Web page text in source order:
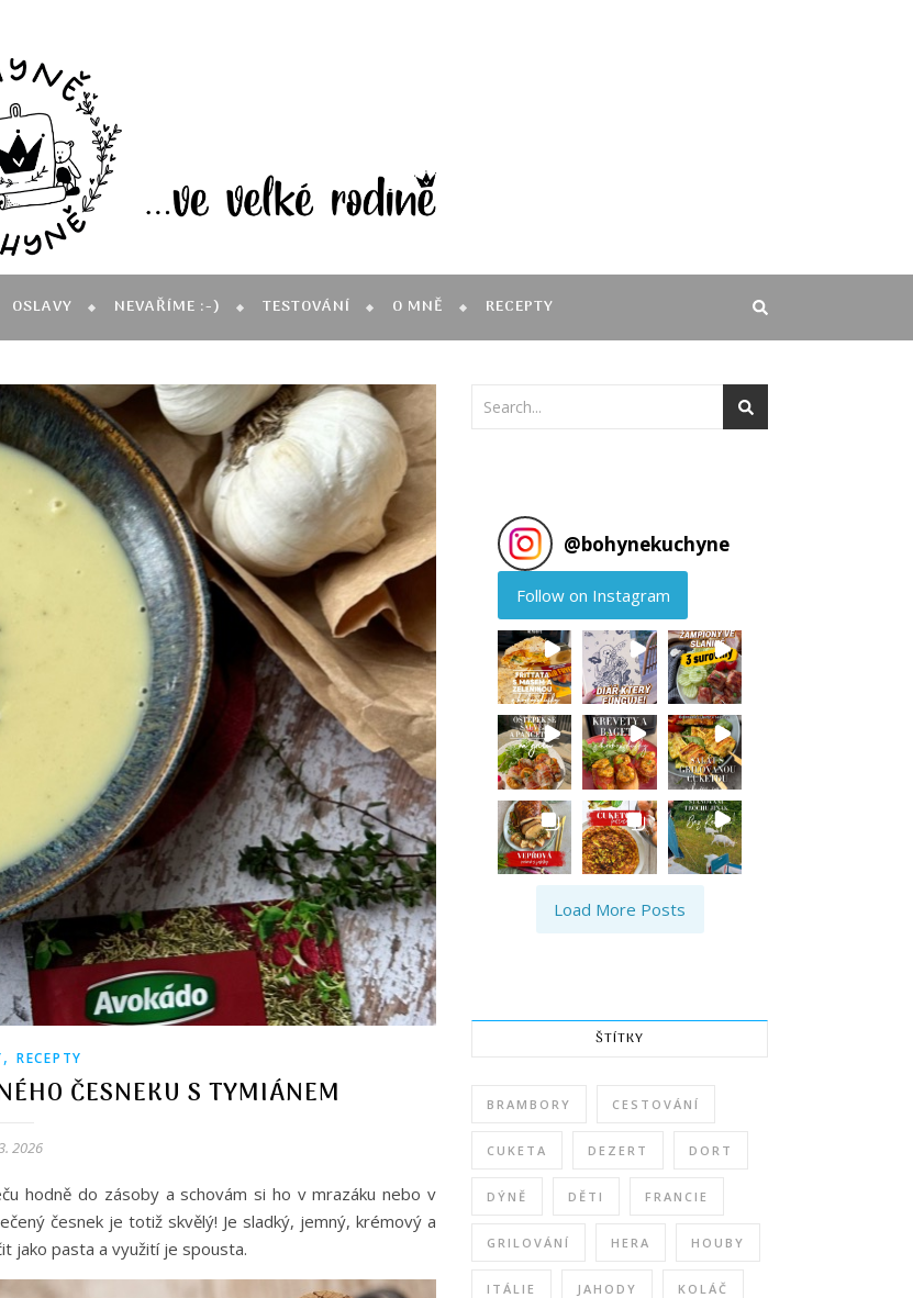
OSLAVY NEVAŘÍME :-) TESTOVÁNÍ O MNĚ RECEPTY
, RECEPTY
ČESNEKU S TYMIÁNEM
2026
hodně do zásoby a schovám si ho v mrazáku nebo v
česnek je totiž skvělý! Je sladký, jemný, krémový a
jako pasta a využití je spousta.
@bohynekuchyne
Follow on Instagram
Load More Posts
ŠTÍTKY
BRAMBORY CESTOVÁNÍ
CUKETA DEZERT DORT
DÝNĚ DĚTI FRANCIE
GRILOVÁNÍ HERA HOUBY
ITÁLIE JAHODY KOLÁČ